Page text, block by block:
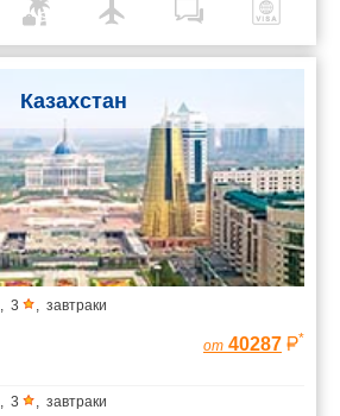
Казахстан
, 3 , завтраки
от 40287 *
, 3 , завтраки